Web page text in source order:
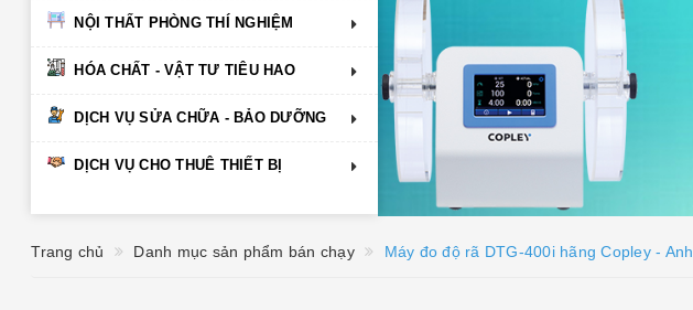
NỘI THẤT PHÒNG THÍ NGHIỆM
HÓA CHẤT - VẬT TƯ TIÊU HAO
DỊCH VỤ SỬA CHỮA - BẢO DƯỠNG
DỊCH VỤ CHO THUÊ THIẾT BỊ
Trang chủ Danh mục sản phẩm bán chạy Máy đo độ rã DTG-400i hãng Copley - Anh